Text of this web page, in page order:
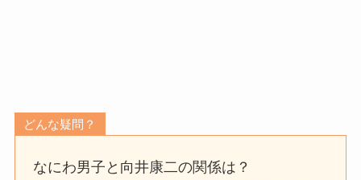
どんな疑問？
なにわ男子と向井康二の関係は？